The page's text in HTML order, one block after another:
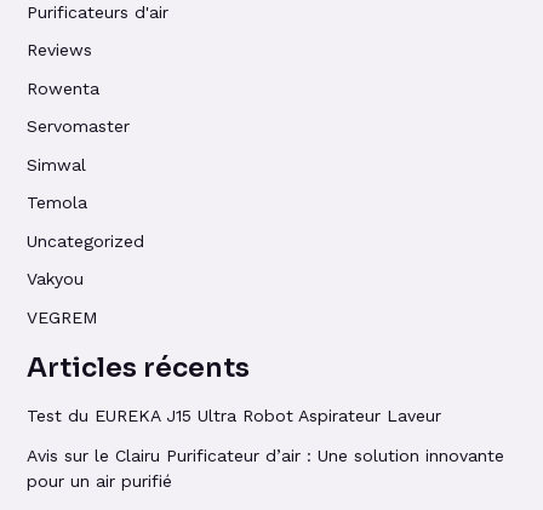
Purificateurs d'air
Reviews
Rowenta
Servomaster
Simwal
Temola
Uncategorized
Vakyou
VEGREM
Articles récents
Test du EUREKA J15 Ultra Robot Aspirateur Laveur
Avis sur le Clairu Purificateur d’air : Une solution innovante
pour un air purifié